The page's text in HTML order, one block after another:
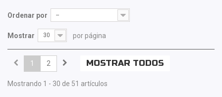
Ordenar por --
Mostrar 30 por página
MOSTRAR TODOS
1 2
Mostrando 1 - 30 de 51 artículos